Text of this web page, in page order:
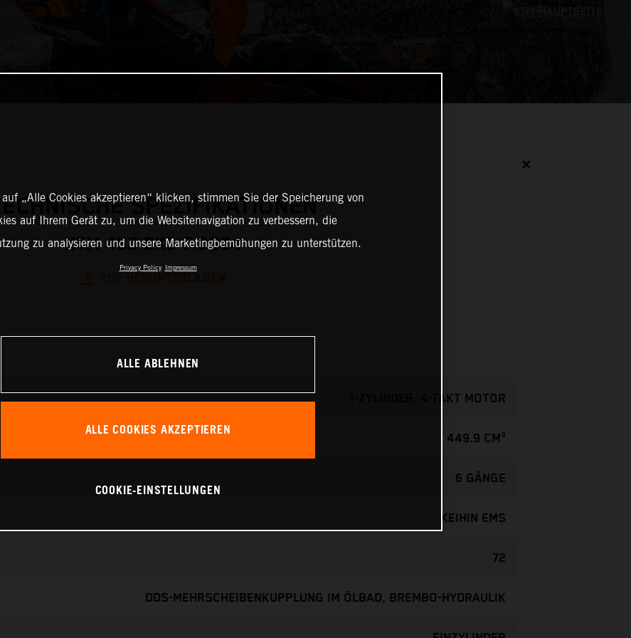
✕
SPEZIFIKATIONEN
KTM 450 EXC-F 2024
1-ZYLINDER, 4-TAKT MOTOR
449.9 CM³
6 GÄNGE
KEIHIN EMS
72
DDS-MEHRSCHEIBENKUPPLUNG IM ÖLBAD, BREMBO-HYDRAULIK
„Alle Cookies akzeptieren“ klicken, stimmen Sie der Speicherung von
auf Ihrem Gerät zu, um die Websitenavigation zu verbessern, die
zu analysieren und unsere Marketingbemühungen zu unterstützen.
Privacy Policy Impressum
ALLE ABLEHNEN
ALLE COOKIES AKZEPTIEREN
COOKIE-EINSTELLUNGEN